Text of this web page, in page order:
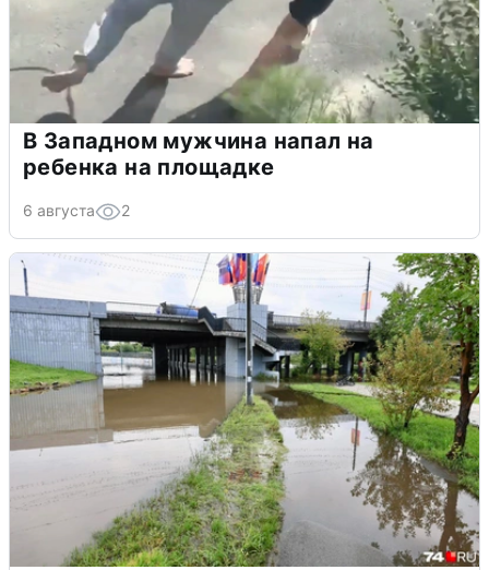
В Западном мужчина напал на
ребенка на площадке
6 августа 2